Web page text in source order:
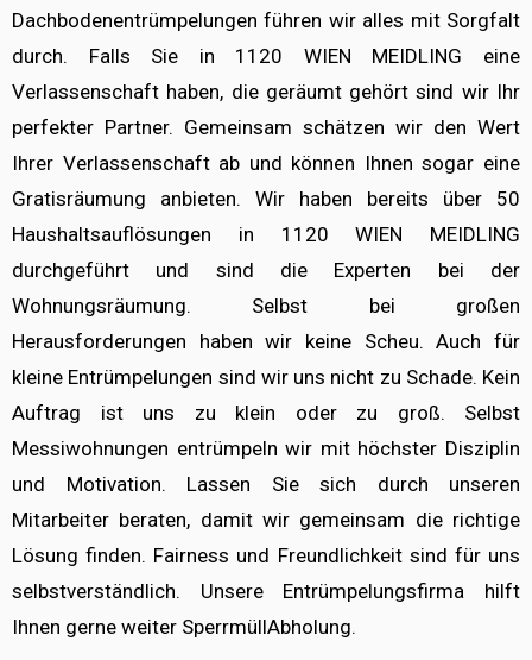
Dachbodenentrümpelungen führen wir alles mit Sorgfalt
durch. Falls Sie in 1120 WIEN MEIDLING eine
Verlassenschaft haben, die geräumt gehört sind wir Ihr
perfekter Partner. Gemeinsam schätzen wir den Wert
Ihrer Verlassenschaft ab und können Ihnen sogar eine
Gratisräumung anbieten. Wir haben bereits über 50
Haushaltsauflösungen in 1120 WIEN MEIDLING
durchgeführt und sind die Experten bei der
Wohnungsräumung. Selbst bei großen
Herausforderungen haben wir keine Scheu. Auch für
kleine Entrümpelungen sind wir uns nicht zu Schade. Kein
Auftrag ist uns zu klein oder zu groß. Selbst
Messiwohnungen entrümpeln wir mit höchster Disziplin
und Motivation. Lassen Sie sich durch unseren
Mitarbeiter beraten, damit wir gemeinsam die richtige
Lösung finden. Fairness und Freundlichkeit sind für uns
selbstverständlich. Unsere Entrümpelungsfirma hilft
Ihnen gerne weiter SperrmüllAbholung.